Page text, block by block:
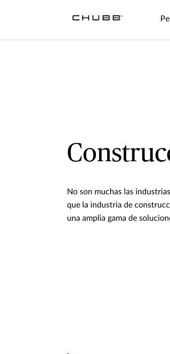
No son muchas las
que la industria de
una amplia gama de